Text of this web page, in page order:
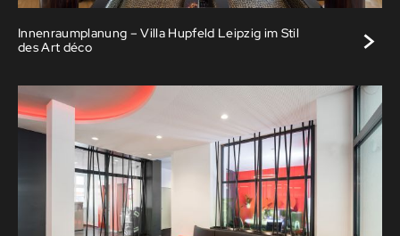
Innenraumplanung – Villa Hupfeld Leipzig im Stil
des Art déco
>